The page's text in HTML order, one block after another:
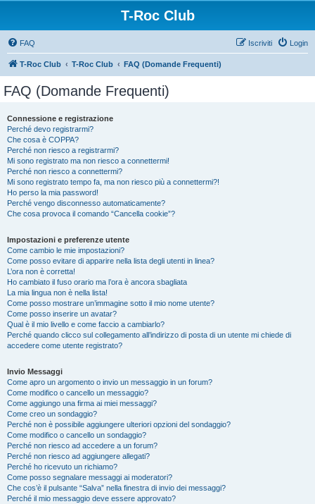
T-Roc Club
FAQ Login
Iscriviti
T-Roc Club T-Roc Club FAQ (Domande Frequenti)
FAQ (Domande Frequenti)
Connessione e registrazione
Perché devo registrarmi?
Che cosa è COPPA?
Perché non riesco a registrarmi?
Mi sono registrato ma non riesco a connettermi!
Perché non riesco a connettermi?
Mi sono registrato tempo fa, ma non riesco più a connettermi?!
Ho perso la mia password!
Perché vengo disconnesso automaticamente?
Che cosa provoca il comando “Cancella cookie”?
Impostazioni e preferenze utente
Come cambio le mie impostazioni?
Come posso evitare di apparire nella lista degli utenti in linea?
L’ora non è corretta!
Ho cambiato il fuso orario ma l’ora è ancora sbagliata
La mia lingua non è nella lista!
Come posso mostrare un’immagine sotto il mio nome utente?
Come posso inserire un avatar?
Qual è il mio livello e come faccio a cambiarlo?
Perché quando clicco sul collegamento all’indirizzo di posta di un utente mi chiede di
accedere come utente registrato?
Invio Messaggi
Come apro un argomento o invio un messaggio in un forum?
Come modifico o cancello un messaggio?
Come aggiungo una firma ai miei messaggi?
Come creo un sondaggio?
Perché non è possibile aggiungere ulteriori opzioni del sondaggio?
Come modifico o cancello un sondaggio?
Perché non riesco ad accedere a un forum?
Perché non riesco ad aggiungere allegati?
Perché ho ricevuto un richiamo?
Come posso segnalare messaggi ai moderatori?
Che cos’è il pulsante “Salva” nella finestra di invio dei messaggi?
Perché il mio messaggio deve essere approvato?